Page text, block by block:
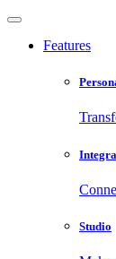
Features
Studio